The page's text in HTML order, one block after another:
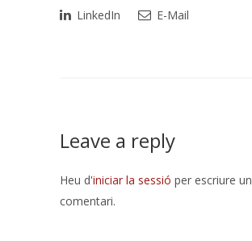
LinkedIn
E-Mail
Leave a reply
Heu d'iniciar la sessió per escriure un
comentari.